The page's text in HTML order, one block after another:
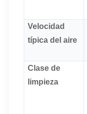
Velocidad
típica del aire
Clase de
limpieza